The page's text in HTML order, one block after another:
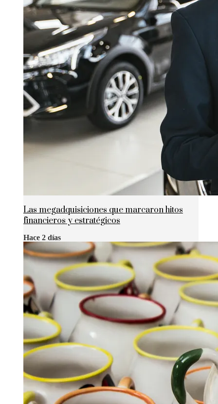
Las megadquisiciones que marcaron hitos
financieros y estratégicos
Hace 2 días